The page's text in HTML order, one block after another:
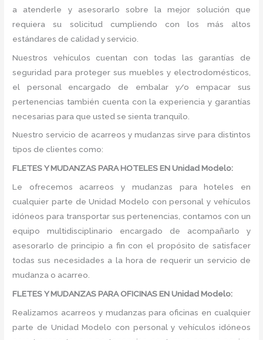
a atenderle y asesorarlo sobre la mejor solución que
requiera su solicitud cumpliendo con los más altos
estándares de calidad y servicio.
Nuestros vehículos cuentan con todas las garantías de
seguridad para proteger sus muebles y electrodomésticos,
el personal encargado de embalar y/o empacar sus
pertenencias también cuenta con la experiencia y garantías
necesarias para que usted se sienta tranquilo.
Nuestro servicio de acarreos y mudanzas sirve para distintos
tipos de clientes como:
FLETES Y MUDANZAS PARA HOTELES EN Unidad Modelo:
Le ofrecemos acarreos y mudanzas para hoteles en
cualquier parte de Unidad Modelo con personal y vehículos
idóneos para transportar sus pertenencias, contamos con un
equipo multidisciplinario encargado de acompañarlo y
asesorarlo de principio a fin con el propósito de satisfacer
todas sus necesidades a la hora de requerir un servicio de
mudanza o acarreo.
FLETES Y MUDANZAS PARA OFICINAS EN Unidad Modelo:
Realizamos acarreos y mudanzas para oficinas en cualquier
parte de Unidad Modelo con personal y vehículos idóneos